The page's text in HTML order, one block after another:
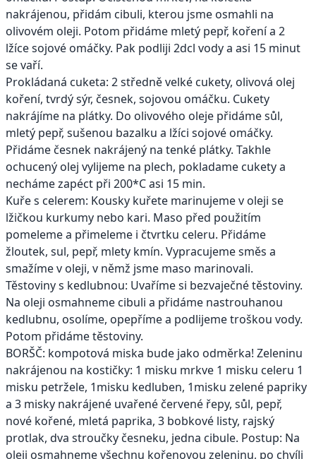
nakrájenou, přidám cibuli, kterou jsme osmahli na
olivovém oleji. Potom přidáme mletý pepř, koření a 2
lžíce sojové omáčky. Pak podliji 2dcl vody a asi 15 minut
se vaří.
Prokládaná cuketa: 2 středně velké cukety, olivová olej
koření, tvrdý sýr, česnek, sojovou omáčku. Cukety
nakrájíme na plátky. Do olivového oleje přidáme sůl,
mletý pepř, sušenou bazalku a lžíci sojové omáčky.
Přidáme česnek nakrájený na tenké plátky. Takhle
ochucený olej vylijeme na plech, pokladame cukety a
necháme zapéct při 200*C asi 15 min.
Kuře s celerem: Kousky kuřete marinujeme v oleji se
lžičkou kurkumy nebo kari. Maso před použitím
pomeleme a přimeleme i čtvrtku celeru. Přidáme
žloutek, sul, pepř, mlety kmín. Vypracujeme směs a
smažíme v oleji, v němž jsme maso marinovali.
Těstoviny s kedlubnou: Uvaříme si bezvaječné těstoviny.
Na oleji osmahneme cibuli a přidáme nastrouhanou
kedlubnu, osolíme, opepříme a podlijeme troškou vody.
Potom přidáme těstoviny.
BORŠČ: kompotová miska bude jako odměrka! Zeleninu
nakrájenou na kostičky: 1 misku mrkve 1 misku celeru 1
misku petržele, 1misku kedluben, 1misku zelené papriky
a 3 misky nakrájené uvařené červené řepy, sůl, pepř,
nové kořené, mletá paprika, 3 bobkové listy, rajský
protlak, dva stroučky česneku, jedna cibule. Postup: Na
oleji osmahneme všechnu kořenovou zeleninu, po chvíli